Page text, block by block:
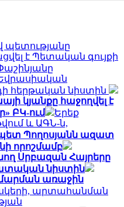
պետությանը
է Պետական գույքի
հերթական նիստին
կյանքը հաջողվել է
ԲԿ-ում
Երեք
և ԱԳՆ-ն,
Պողոսյանն ազատ
որոշմամբ
Սրբազան Հայրերը
նիստին
առաջին
արտահանման